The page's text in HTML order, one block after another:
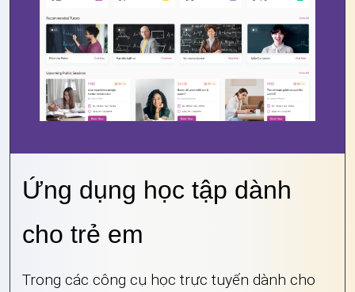
Ứng dụng học tập dành
cho trẻ em
Trong các công cụ học trực tuyến dành cho